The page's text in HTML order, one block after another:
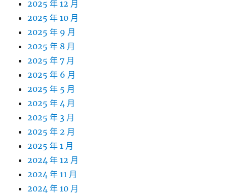
2025 年 12 月
2025 年 10 月
2025 年 9 月
2025 年 8 月
2025 年 7 月
2025 年 6 月
2025 年 5 月
2025 年 4 月
2025 年 3 月
2025 年 2 月
2025 年 1 月
2024 年 12 月
2024 年 11 月
2024 年 10 月